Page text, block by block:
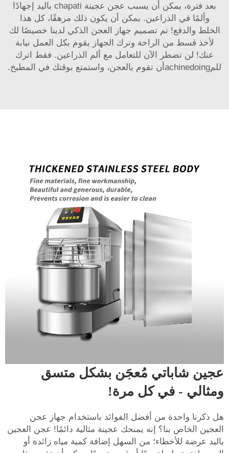
بعد فترة، يمكن أن يسبب عجن عجينة chapati باليد إجهادًا
وألمًا في الذراعين. يمكن أن يكون ذلك مرهقًا، كل هذا
الخلط والدفع! تم تصميم جهاز العجن الذكي لدينا خصيصًا لك
لأخذ قسط من الراحة وترك الجهاز يقوم بكل العمل نيابة
عنك! لن تضطر الآن للتعامل مع ألم الذراعين. فقط اترك
للمachinedoingأن تقوم بالعجن، واستمتع بوقتك في المطبخ.
عجين شاباتي مُعجَن بشكل متسق
ومثالي - في كل مرة!
هل ذكرنا واحدة من أفضل الفوائد باستخدام جهاز عجن
العجين الخاص بنا؟ إنه يمنحك عجينة مثالية دائمًا! عجن العجين
باليد عرضة للأخطاء؛ من السهل إضافة كمية مياه زائدة أو